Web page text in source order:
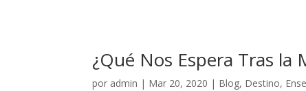
¿Qué Nos Espera Tras la
por admin | Mar 20, 2020 | Blog, Destino,